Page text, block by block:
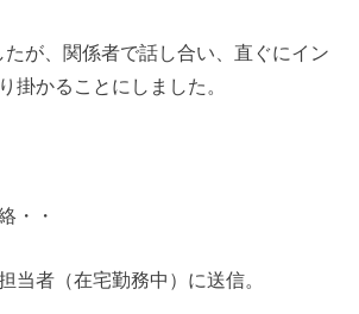
が、関係者で話し合い、直ぐにイン
掛かることにしました。
・・
当者（在宅勤務中）に送信。